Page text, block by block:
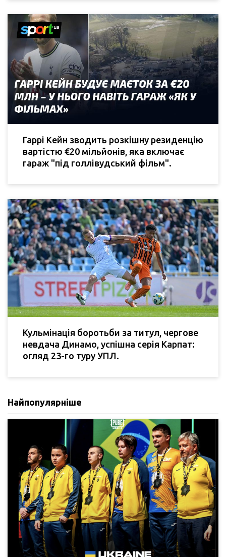
Гаррі Кейн зводить розкішну резиденцію
вартістю €20 мільйонів, яка включає
гараж "під голлівудський фільм".
Кульмінація боротьби за титул, чергове
невдача Динамо, успішна серія Карпат:
огляд 23-го туру УПЛ.
Найпопулярніше